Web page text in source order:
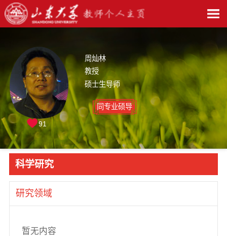
周灿林
教授
硕士生导师
同专业硕导
91
科学研究
研究领域
暂无内容